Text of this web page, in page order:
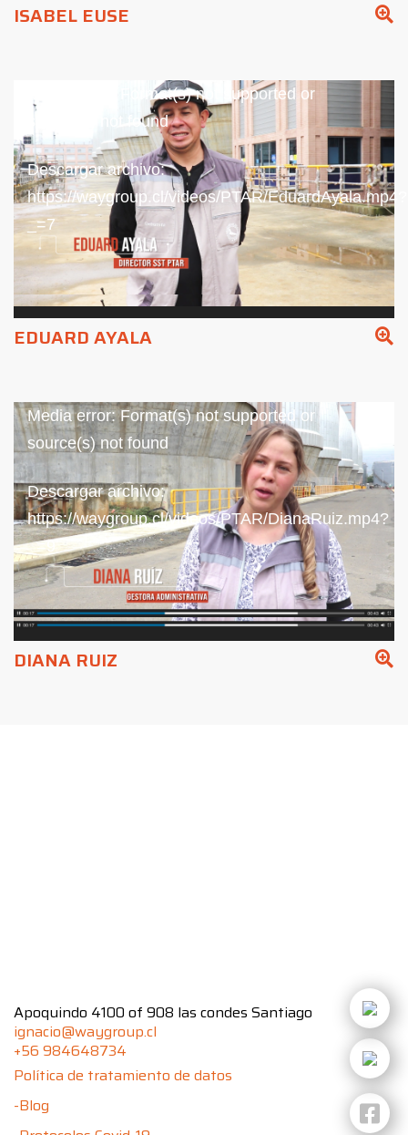
ISABEL EUSE
vídeo
Media error: Format(s) not supported or
source(s) not found
Descargar archivo:
https://waygroup.cl/videos/PTAR/EduardAyala.mp4?
_=7
EDUARD AYALA
Reproductor
de
vídeo
Media error: Format(s) not supported or
source(s) not found
Descargar archivo:
https://waygroup.cl/videos/PTAR/DianaRuiz.mp4?
_=9
DIANA RUIZ
Apoquindo 4100 of 908 las condes Santiago
ignacio@waygroup.cl
+56 984648734
Política de tratamiento de datos
-Blog